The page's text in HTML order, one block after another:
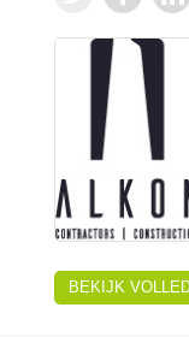
BEKIJK